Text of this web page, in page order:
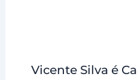
Vicente Silva é